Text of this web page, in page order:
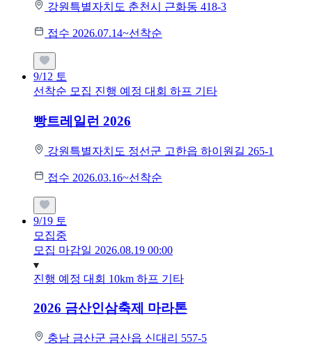
강원특별자치도 춘천시 근화동 418-3
접수 2026.07.14~선착순
9/12 토
선착순 모집 진행 예정 대회 하프 기타
빵트레일런 2026
강원특별자치도 정선군 고한읍 하이원길 265-1
접수 2026.03.16~선착순
9/19 토
모집중
모집 마감일 2026.08.19 00:00
진행 예정 대회 10km 하프 기타
2026 금산인삼축제 마라톤
충남 금산군 금산읍 신대리 557-5